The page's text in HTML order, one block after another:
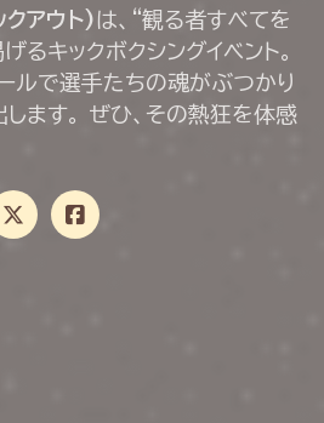
アウト) は、“観る者すべてを
るキックボクシングイベント。
ルで選手たちの魂がぶつかり
ます。 ぜひ、その熱狂を体感